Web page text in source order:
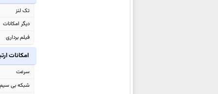
تک لنز
دیگر امکانات
فیلم برداری
امکانات
سرعت
شبکه بی سیم